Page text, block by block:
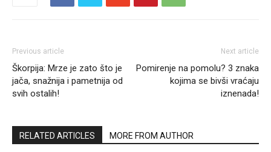
Previous article
Škorpija: Mrze je zato što je
jača, snažnija i pametnija od
svih ostalih!
Next article
Pomirenje na pomolu? 3 znaka
kojima se bivši vraćaju
iznenada!
RELATED ARTICLES MORE FROM AUTHOR